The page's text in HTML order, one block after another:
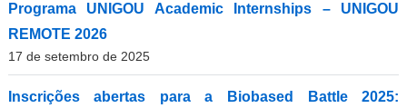
Programa UNIGOU Academic Internships – UNIGOU
REMOTE 2026
17 de setembro de 2025
Inscrições abertas para a Biobased Battle 2025: